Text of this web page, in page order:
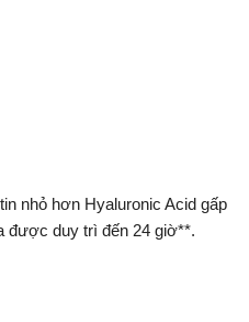
nhỏ hơn Hyaluronic Acid gấp
được duy trì đến 24 giờ**.